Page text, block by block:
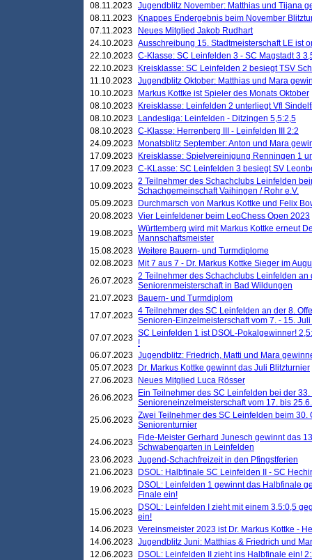
08.11.2023 Jugendblitz November: Matthias und Tijana
08.11.2023
Knappes Endergebnis beim November
07.11.2023
Neues Mitglied Jakob Rudhart
24.10.2023 Ausschreibung 15. Stadtmeisterschaft LE ist
22.10.2023 C-Klasse: SC Leinfelden 3 - SC Magstadt 3
22.10.2023
Kreisklasse: SC Leinfelden 2 besiegt TSV
11.10.2023 Jugendblitz Oktober: Matthias und Mara
10.10.2023
Markus Kottke ist Spieler des Monats Oktober
08.10.2023
Kreisklasse: Leinfelden 2 unterliegt Vfl
08.10.2023
Landesliga: Leinfelden - Ditzingen 5,5:2,5
08.10.2023 C-Klasse: Herrenberg III - Leinfelden III 2:2
24.09.2023
Monatsblitz September: Anton und Mara
17.09.2023
Kreisklasse: Spielvereinigung Renningen 1
17.09.2023 C-KLasse: SC Leinfelden 3 besiegt SV
10.09.2023 2 Teilnehmer des Schachclubs Leinfelden
Schachgemeinschaft Vaihingen / Rohr e.V.
05.09.2023
Durchmarsch von Markus Kottke und Felix
20.08.2023 Vier Leinfeldener beim LeoChess Open 2023
19.08.2023 Württemberg wird mit Markus Kottke erneut
Mannschaftsmeister
15.08.2023 Weitere Bauern- und Turmdiplome
02.08.2023
Mit 7 aus 7 - Dr. Markus Kottke Sieger im
26.07.2023 2 Teilnehmer des Schachclubs Leinfelden an
Seniorenmeisterschaft in Bad Wildungen
21.07.2023
Bauern- und Turmdiplom
17.07.2023 4 Teilnehmer des SC Leinfelden an der 8.
Senioren-Einzelmeisterschaft vom 7. - 15.
07.07.2023 SC Leinfelden 1 ist DSOL-Pokalgewinner!
!
06.07.2023 Jugendblitz: Friedrich, Matti und Mara
05.07.2023
Dr. Markus Kottke gewinnt das Juli Blitzturnier
27.06.2023
Neues Mitglied Luca Rösser
26.06.2023
Ein Teilnehmer des SC Leinfelden bei der
Senioreneinzelmeisterschaft vom 17. bis
25.06.2023 Zwei Teilnehmer des SC Leinfelden beim
Seniorenturnier
24.06.2023
Fide-Meister Gerhard Junesch gewinnt das
Schwabengarten in Leinfelden
23.06.2023 Jugend-Schachfreizeit in den Pfingstferien
21.06.2023
DSOL: Halbfinale SC Leinfelden II - SC
19.06.2023
DSOL: Leinfelden 1 gewinnt das Halbfinale
Finale ein!
15.06.2023
DSOL: Leinfelden I zieht mit einem 3.5:0,5
ein!
14.06.2023 Vereinsmeister 2023 ist Dr. Markus Kottke -
14.06.2023 Jugendblitz Juni: Matthias & Friedrich und
12.06.2023
DSOL: Leinfelden II zieht ins Halbfinale ein!